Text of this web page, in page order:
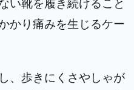
い靴を履き続けること
かり痛みを生じるケー
、歩きにくさやしゃが